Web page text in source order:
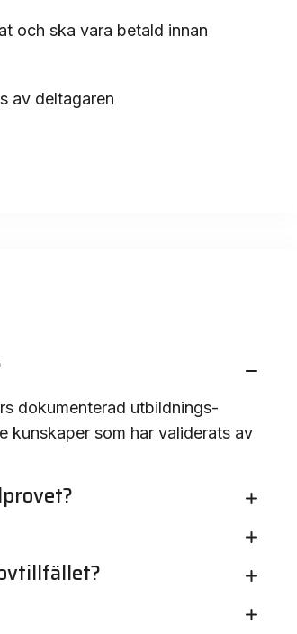
och ska vara betald innan
av deltagaren
dokumenterad utbildnings-
kunskaper som har validerats av